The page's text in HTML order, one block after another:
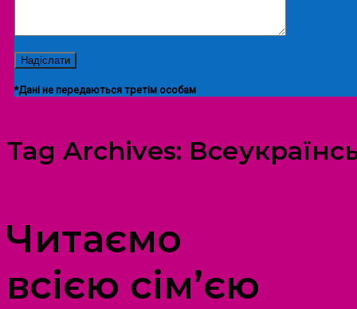
*Дані не передаються третім особам
Tag Archives:
Читаємо
всією сім’єю